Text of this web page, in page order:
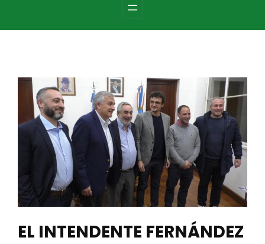
EL INTENDENTE FERNÁNDEZ